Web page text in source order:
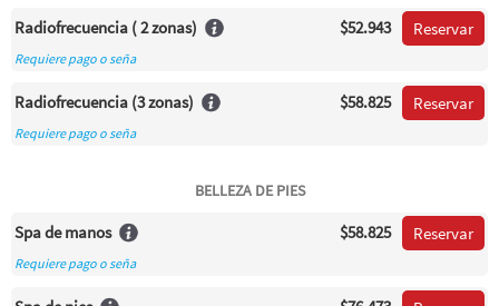
Radiofrecuencia ( 2 zonas) $52.943 Reservar
Requiere pago o seña
Radiofrecuencia (3 zonas) $58.825 Reservar
Requiere pago o seña
BELLEZA DE PIES
Spa de manos $58.825 Reservar
Requiere pago o seña